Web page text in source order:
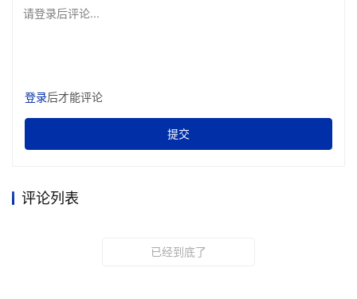
请登录后评论...
登录后才能评论
提交
评论列表
已经到底了